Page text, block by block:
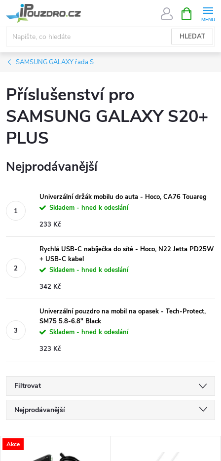
na
obsah
HLEDAT
NÁKUPNÍ
KOŠÍK
SAMSUNG GALAXY řada S
Příslušenství pro
SAMSUNG GALAXY S20+
PLUS
Nejprodávanější
Univerzální držák mobilu do auta - Hoco, CA76 Touareg
Skladem - hned k odeslání
233 Kč
Rychlá USB-C nabíječka do sítě - Hoco, N22 Jetta PD25W
+ USB-C kabel
Skladem - hned k odeslání
342 Kč
Univerzální pouzdro na mobil na opasek - Tech-Protect,
SM75 5.8-6.8" Black
Skladem - hned k odeslání
323 Kč
Filtrovat
Ř
a
Nejprodávanější
Nejdražší
V
Akce